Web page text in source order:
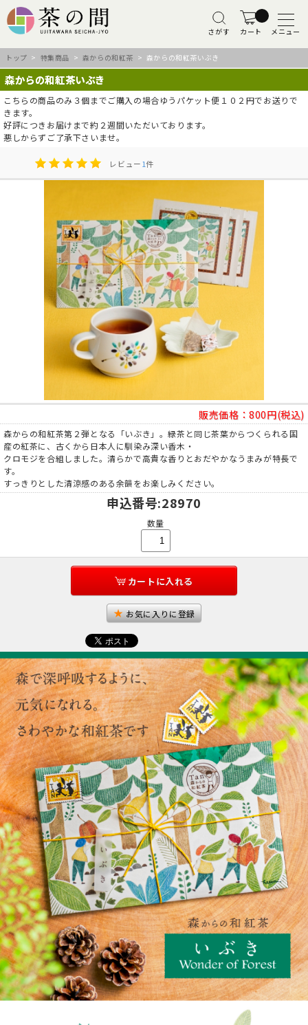
さがす カート メニュー
トップ > 特集商品 > 森からの和紅茶 > 森からの和紅茶いぶき
森からの和紅茶いぶき
こちらの商品のみ３個までご購入の場合ゆうパケット便１０２円でお送りで
きます。
好評につきお届けまで約２週間いただいております。
悪しからずご了承下さいませ。
レビュー1件
販売価格：800円(税込)
森からの和紅茶第２弾となる「いぶき」。緑茶と同じ茶葉からつくられる国
産の紅茶に、古くから日本人に馴染み深い香木・
クロモジを合組しました。清らかで高貴な香りとおだやかなうまみが特長で
す。
すっきりとした清涼感のある余韻をお楽しみください。
申込番号:28970
数量
カートに入れる
お気に入りに登録